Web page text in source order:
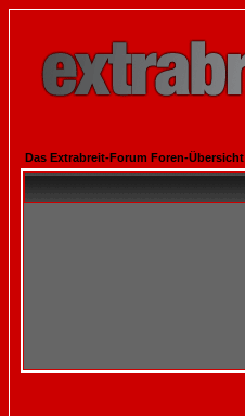
Das Extrabreit-Forum Foren-Übersicht